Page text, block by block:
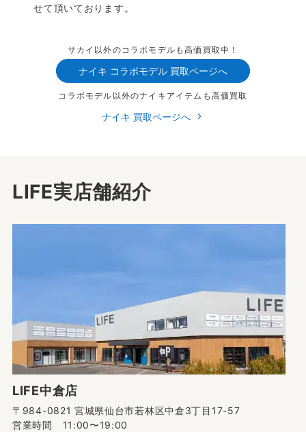
せて頂いております。
サカイ以外のコラボモデルも高価買取中！
ナイキ コラボモデル 買取ページへ
コラボモデル以外のナイキアイテムも高価買取
ナイキ 買取ページへ
LIFE実店舗紹介
LIFE中倉店
〒984-0821 宮城県仙台市若林区中倉3丁目17-57
営業時間 11:00〜19:00